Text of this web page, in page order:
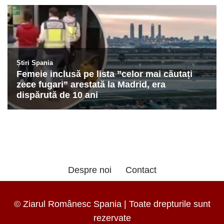
Despre noi Contact
© Ziarul Românesc Spania | Toate drepturile sunt
rezervate